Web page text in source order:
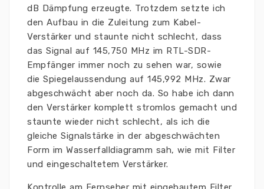
dB Dämpfung erzeugte. Trotzdem setzte ich
den Aufbau in die Zuleitung zum Kabel-
Verstärker und staunte nicht schlecht, dass
das Signal auf 145,750 MHz im RTL-SDR-
Empfänger immer noch zu sehen war, sowie
die Spiegelaussendung auf 145,992 MHz. Zwar
abgeschwächt aber noch da. So habe ich dann
den Verstärker komplett stromlos gemacht und
staunte wieder nicht schlecht, als ich die
gleiche Signalstärke in der abgeschwächten
Form im Wasserfalldiagramm sah, wie mit Filter
und eingeschaltetem Verstärker.